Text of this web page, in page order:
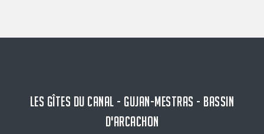
LES GÎTES DU CANAL - GUJAN-MESTRAS - BASSIN
D'ARCACHON